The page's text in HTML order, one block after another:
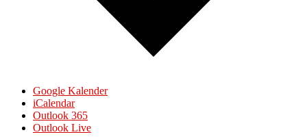
Google Kalender
iCalendar
Outlook 365
Outlook Live